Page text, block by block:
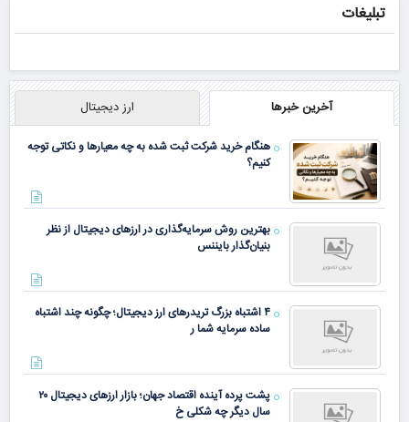
تبلیغات
آخرین خبرها ارز دیجیتال
هنگام خرید شرکت ثبت شده به چه معیارها و نکاتی توجه
کنیم؟
بهترین روش سرمایه‌گذاری در ارزهای دیجیتال از نظر
بنیان‌گذار بایننس
۴ اشتباه بزرگ تریدرهای ارز دیجیتال؛ چگونه چند اشتباه
ساده سرمایه شما ر
پشت پرده آینده اقتصاد جهان؛ بازار ارزهای دیجیتال ۲۰
سال دیگر چه شکلی خ